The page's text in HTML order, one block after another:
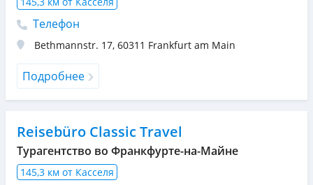
Телефон
Bethmannstr. 17, 60311 Frankfurt am Main
Подробнее
Reisebüro Classic Travel
Турагентство во Франкфурте-на-Майне
145,3 км от Касселя